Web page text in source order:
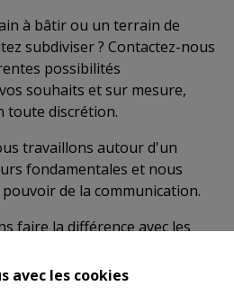
avec les cookies
à bâtir ou un terrain de
subdiviser ? Contactez-nous
possibilités
souhaits et sur mesure,
toute discrétion.
travaillons autour d'un
fondamentales et nous
de la communication.
faire la différence avec les
d'urbanisme. Grâce aux